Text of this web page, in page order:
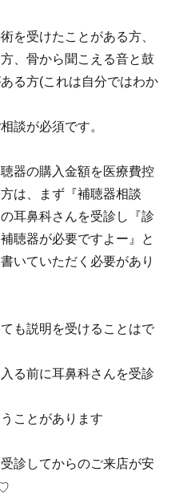
を受けたことがある方、
、骨から聞こえる音と鼓
る方(これは自分ではわか
談が必須です。
器の購入金額を医療費控
は、まず『補聴器相談
耳鼻科さんを受診し『診
聴器が必要ですよー』と
いていただく必要があり
も説明を受けることはで
る前に耳鼻科さんを受診
ことがあります
診してからのご来店が安